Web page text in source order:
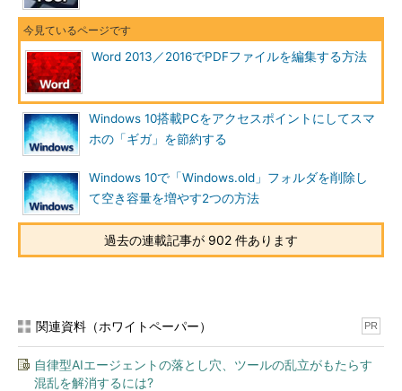
Word文書に変換した表の部分
レイアウトは、オリジナルのPDFファイルと同じにならな
い。画面のように表も「項目行」が二重に変換されるなど、
レイアウトが崩れてしまうところがある。
てPDFファイルに再出力（エクスポート）したりすればよい。も
維持した状態で新しいWord文書にコピーすることが可能だ。
Word 2013／2016でPDFファイルを編集する方法
Windows 10搭載PCをアクセスポイントにしてスマ
ホの「ギガ」を節約する
Windows 10で「Windows.old」フォルダを削除し
て空き容量を増やす2つの方法
過去の連載記事が 902 件あります
関連資料（ホワイトペーパー） PR
自律型AIエージェントの落とし穴、ツールの乱立がもたらす
混乱を解消するには?